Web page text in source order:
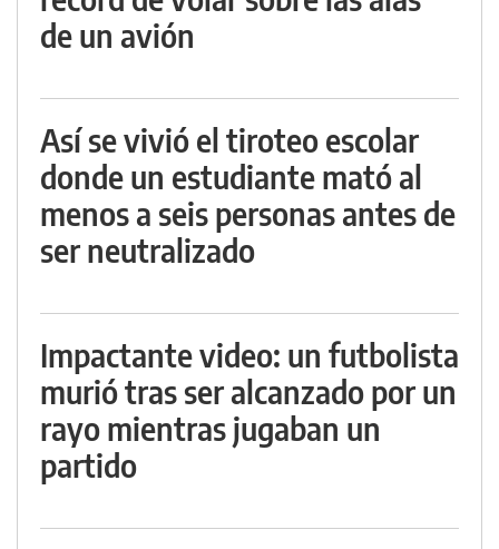
de un avión
Así se vivió el tiroteo escolar
donde un estudiante mató al
menos a seis personas antes de
ser neutralizado
Impactante video: un futbolista
murió tras ser alcanzado por un
rayo mientras jugaban un
partido